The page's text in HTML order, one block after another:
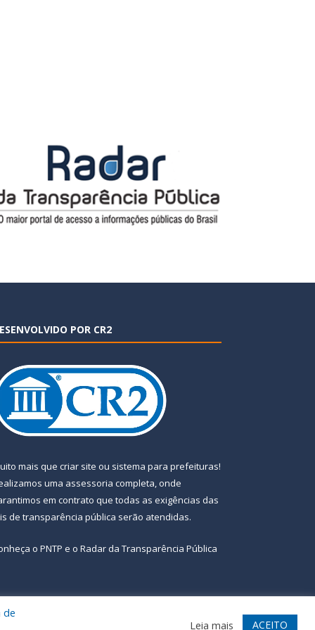
POR CR2
mais que criar site ou sistema para prefeituras!
uma assessoria completa, onde
em contrato que todas as exigências das
de transparência pública serão atendidas.
o PNTP e o Radar da Transparência Pública
Acessar Webmail
de
Leia mais ACEITO